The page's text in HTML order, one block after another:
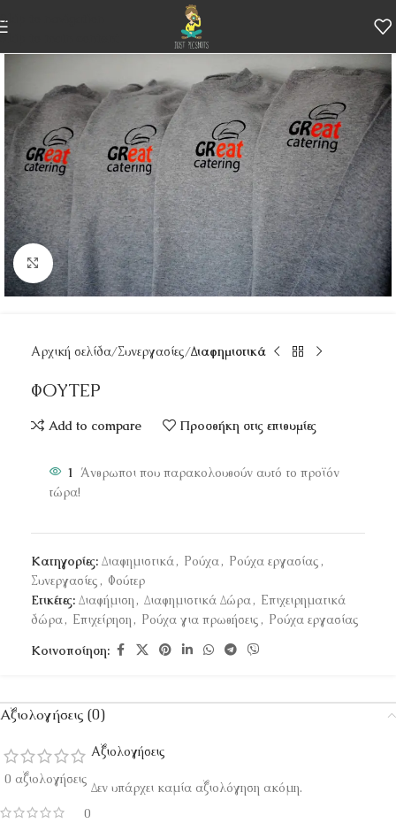
Skip to navigation
Skip to main content
Κάντε κλικ για μεγέθυνση
Αρχική σελίδα Συνεργασίες Διαφημιστικά
ΦΟΥΤΕΡ
Add to compare Προσθήκη στις επιθυμίες
1 Άνθρωποι που παρακολουθούν αυτό το προϊόν
τώρα!
Κατηγορίες: Διαφημιστικά, Ρούχα, Ρούχα εργασίας ,
Συνεργασίες , Φούτερ
Ετικέτες: Διαφήμιση , Διαφημιστικά Δώρα, Επιχειρηματικά
δώρα, Επιχείρηση , Ρούχα για πρωθήσεις , Ρούχα εργασίας
Κοινοποίηση:
Αξιολογήσεις (0)
0 αξιολογήσεις
0
Αξιολογήσεις
Δεν υπάρχει καμία αξιολόγηση ακόμη.